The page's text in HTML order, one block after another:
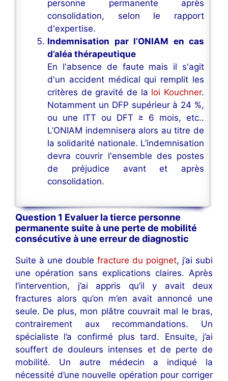
personne permanente après
consolidation, selon le rapport
d'expertise.
Indemnisation par l’ONIAM en cas
d’aléa thérapeutique
En l'absence de faute mais il s'agit
d'un accident médical qui remplit les
critères de gravité de la loi Kouchner.
Notamment un DFP supérieur à 24 %,
ou une ITT ou DFT ≥ 6 mois, etc..
L’ONIAM indemnisera alors au titre de
la solidarité nationale. L’indemnisation
devra couvrir l'ensemble des postes
de préjudice avant et après
consolidation.
Question 1 Evaluer la tierce personne
permanente suite à une perte de mobilité
consécutive à une erreur de diagnostic
Suite à une double fracture du poignet, j’ai subi
une opération sans explications claires. Après
l’intervention, j’ai appris qu’il y avait deux
fractures alors qu’on m’en avait annoncé une
seule. De plus, mon plâtre couvrait mal le bras,
contrairement aux recommandations. Un
spécialiste l’a confirmé plus tard. Ensuite, j’ai
souffert de douleurs intenses et de perte de
mobilité. Un autre médecin a indiqué la
nécessité d’une nouvelle opération pour corriger